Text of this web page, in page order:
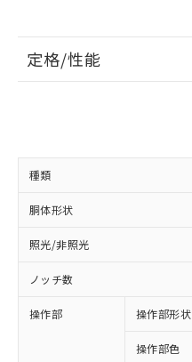
定格/性能
種類
胴体形状
照光/非照光
ノッチ数
操作部 操作部形状
操作部色